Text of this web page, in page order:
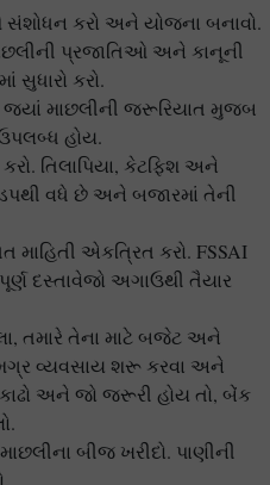
કરો અને યોજના બનાવો.
પ્રજાતિઓ અને કાનૂની
સુધારો કરો.
માછલીની જરૂરિયાત મુજબ
હોય.
તિલાપિયા, કેટફિશ અને
વધે છે અને બજારમાં તેની
એકત્રિત કરો. FSSAI
દસ્તાવેજો અગાઉથી તૈયાર
તમારે તેના માટે બજેટ અને
વ્યવસાય શરૂ કરવા અને
અને જો જરૂરી હોય તો, બેંક
બીજ ખરીદો. પાણીની